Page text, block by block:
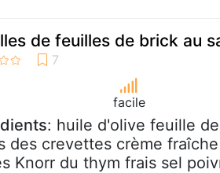
de feuilles de brick au
facile
: huile d'olive feuille
des crevettes crème
Knorr du thym frais sel